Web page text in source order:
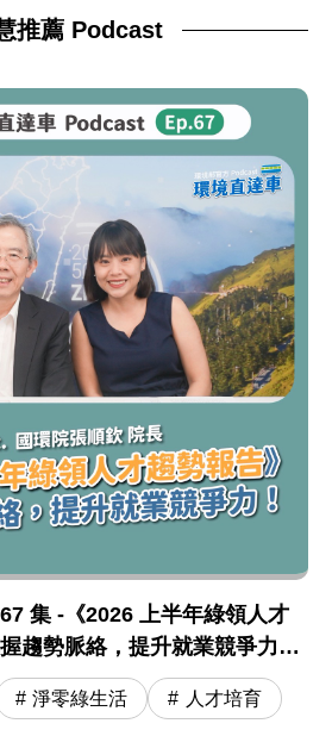
推薦 Podcast
集 -《2026 上半年綠領人才
趨勢脈絡，提升就業競爭力！
淨零綠生活 人才培育